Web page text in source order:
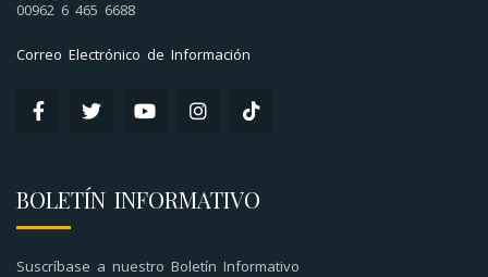
00962 6 465 6688
Correo Electrónico de Información
BOLETÍN INFORMATIVO
Suscríbase a nuestro Boletín Informativo